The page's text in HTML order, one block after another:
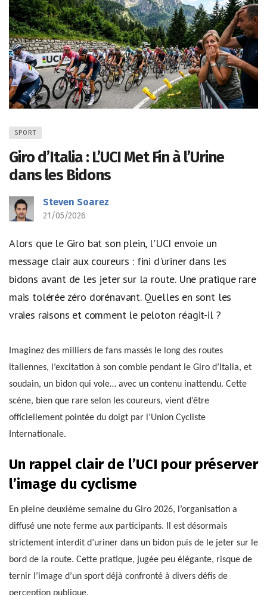
SPORT
Giro d’Italia : L’UCI Met Fin à l’Urine
dans les Bidons
Steven Soarez
21/05/2026
Alors que le Giro bat son plein, l'UCI envoie un
message clair aux coureurs : fini d'uriner dans les
bidons avant de les jeter sur la route. Une pratique rare
mais tolérée zéro dorénavant. Quelles en sont les
vraies raisons et comment le peloton réagit-il ?
Imaginez des milliers de fans massés le long des routes
italiennes, l’excitation à son comble pendant le Giro d’Italia, et
soudain, un bidon qui vole… avec un contenu inattendu. Cette
scène, bien que rare selon les coureurs, vient d’être
officiellement pointée du doigt par l’Union Cycliste
Internationale.
Un rappel clair de l’UCI pour préserver
l’image du cyclisme
En pleine deuxième semaine du Giro 2026, l’organisation a
diffusé une note ferme aux participants. Il est désormais
strictement interdit d’uriner dans un bidon puis de le jeter sur le
bord de la route. Cette pratique, jugée peu élégante, risque de
ternir l’image d’un sport déjà confronté à divers défis de